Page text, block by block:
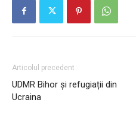
Articolul precedent
UDMR Bihor și refugiații din
Ucraina